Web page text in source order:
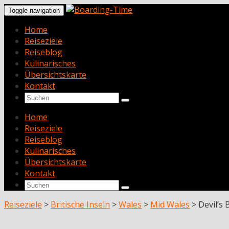
Toggle navigation
Home
Reiseziele
Reiseblog
Kulinarisches
Übersichtskarte
Kontakt
Home
Reiseziele
Reiseblog
Kulinarisches
Übersichtskarte
Kontakt
Reiseziele > Britische Inseln >Wales > Mid Wales > Devil’s